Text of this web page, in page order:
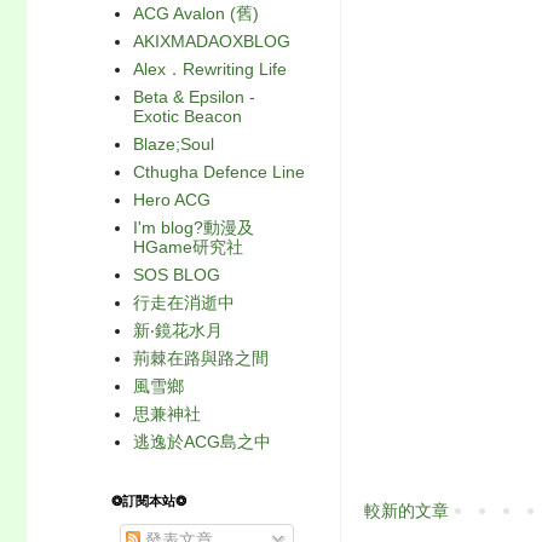
較新的文章
ACG Avalon (舊)
AKIXMADAOXBLOG
Alex．Rewriting Life
Beta & Epsilon -
Exotic Beacon
Blaze;Soul
Cthugha Defence Line
Hero ACG
I'm blog?動漫及
HGame研究社
SOS BLOG
行走在消逝中
新‧鏡花水月
荊棘在路與路之間
風雪鄉
思兼神社
逃逸於ACG島之中
❂訂閱本站❂